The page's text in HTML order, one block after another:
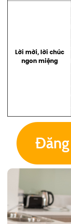
Lời mời, lời chúc
ngon miệng